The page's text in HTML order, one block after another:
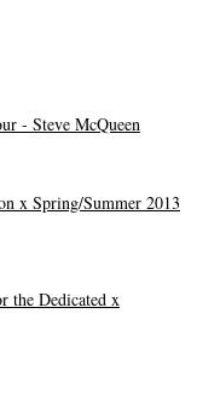
- Steve McQueen
x Spring/Summer 2013
the Dedicated x